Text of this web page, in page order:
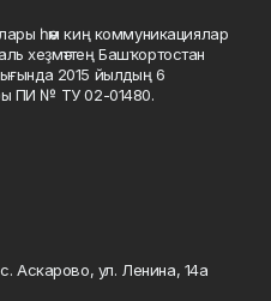
һәм киң коммуникациялар
хеҙмәттең Башҡортостан
2015 йылдың 6
ПИ № ТУ 02-01480.
Аскарово, ул. Ленина, 14а